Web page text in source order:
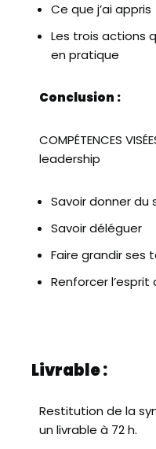
Ce que j’ai appris
Les trois actions
en pratique
Conclusion :
COMPÉTENCES
leadership
Savoir donner du
Savoir déléguer
Faire grandir ses
Renforcer l’esprit
Livrable :
Restitution de la
un livrable à 72 h.